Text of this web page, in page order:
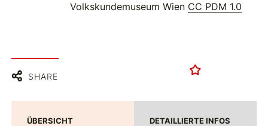
Volkskundemuseum Wien CC PDM 1.0
SHARE
ÜBERSICHT DETAILLIERTE INFOS